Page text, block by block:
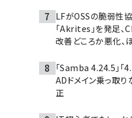
LFがOSSの脆弱性
「Akrites」を発足、
改善どころか悪化、
「Samba 4.24.5」「
ADドメイン乗っ取
正